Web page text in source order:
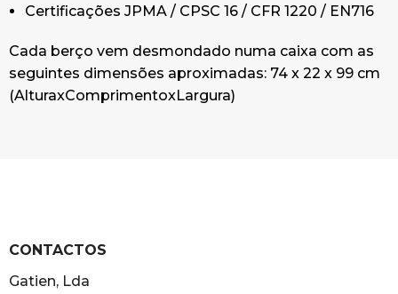
Certificações JPMA / CPSC 16 / CFR 1220 / EN716
Cada berço vem desmondado numa caixa com as
seguintes dimensões aproximadas: 74 x 22 x 99 cm
(AlturaxComprimentoxLargura)
CONTACTOS
Gatien, Lda